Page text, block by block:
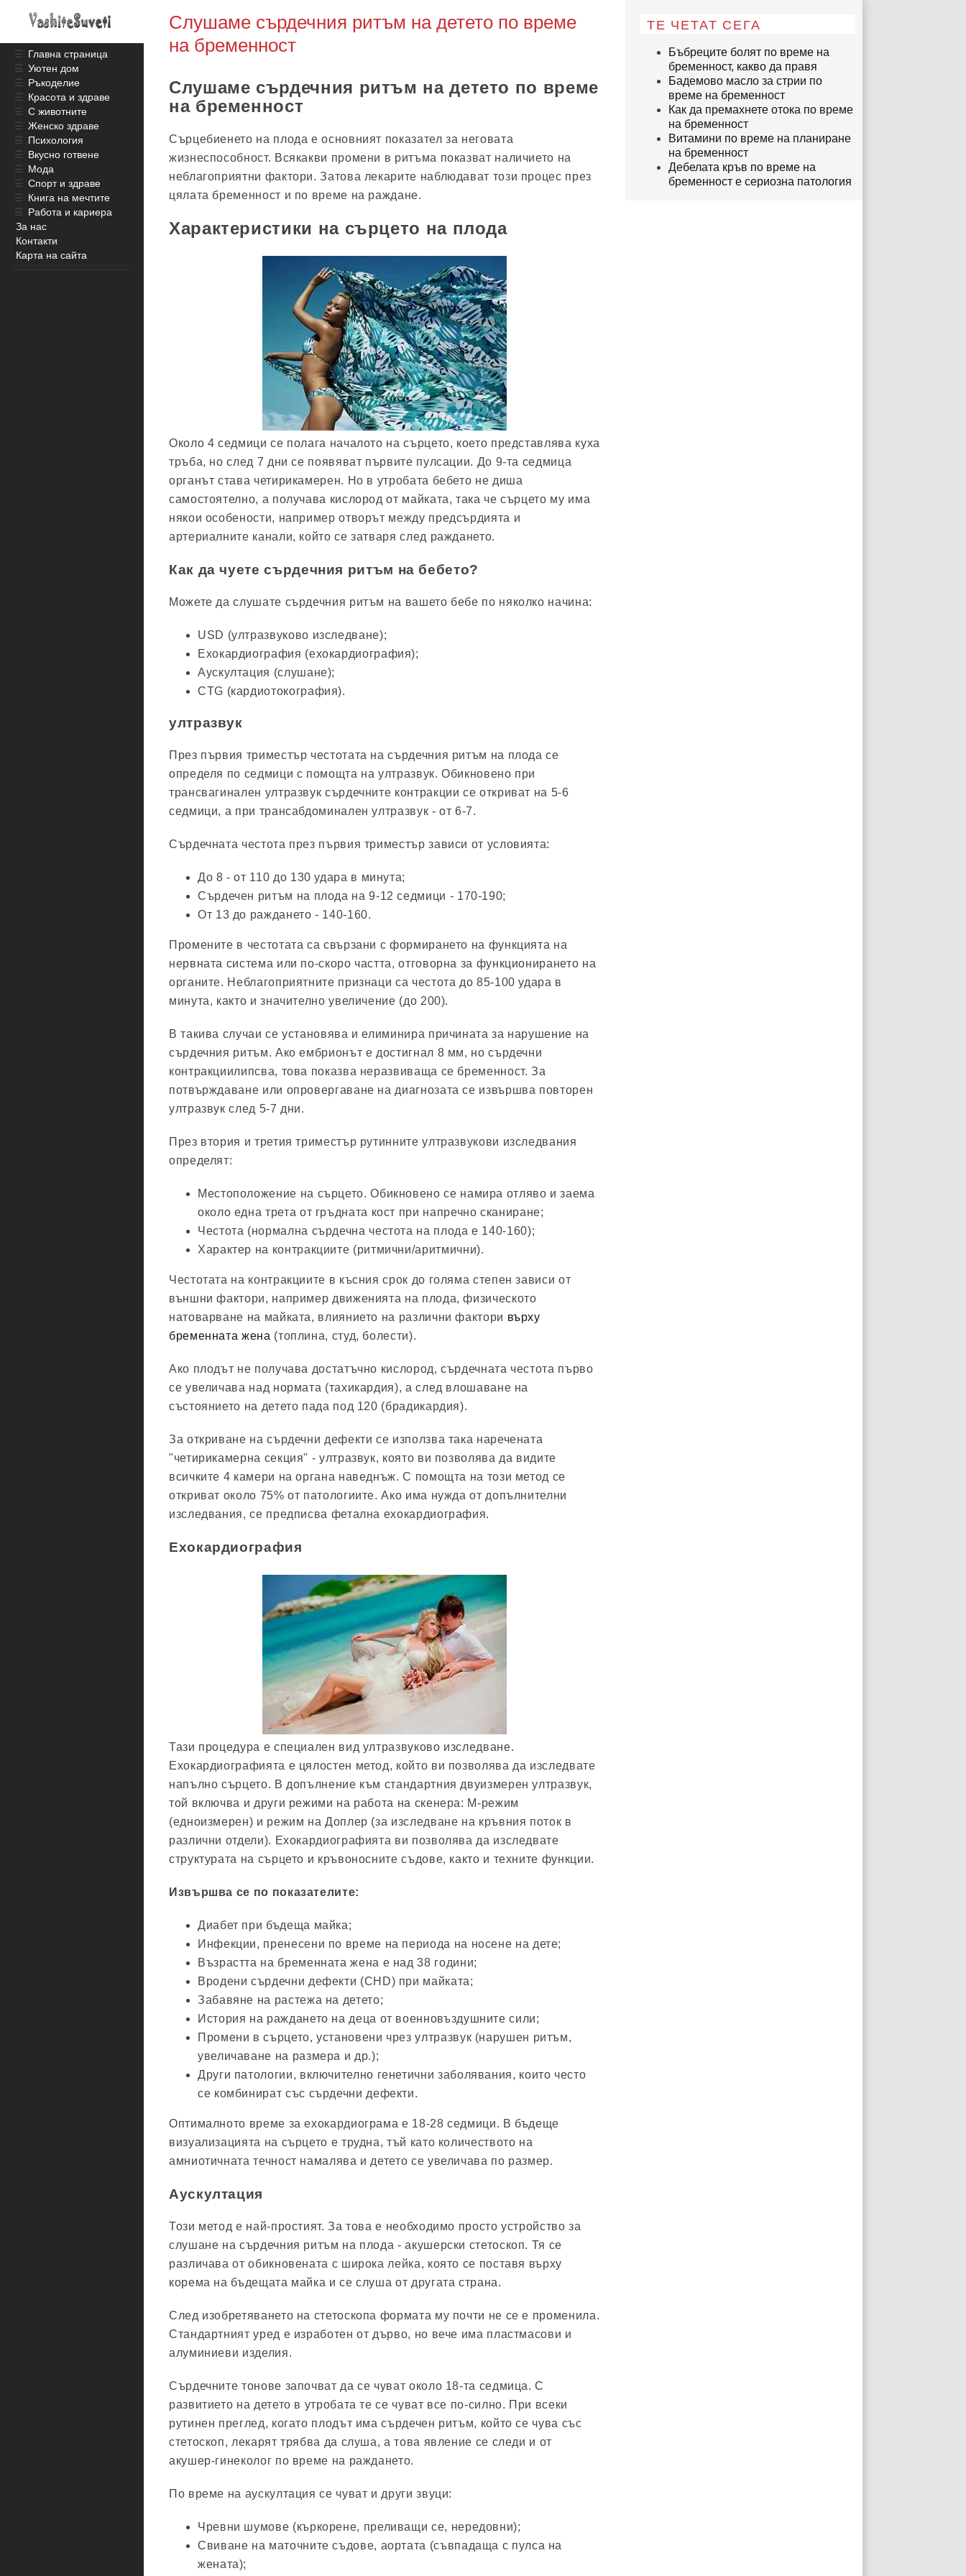
Слушаме сърдечния ритъм на детето по време
на бременност
Слушаме сърдечния ритъм на детето по време
на бременност
Сърцебиенето на плода е основният показател за неговата
жизнеспособност. Всякакви промени в ритъма показват наличието на
неблагоприятни фактори. Затова лекарите наблюдават този процес през
цялата бременност и по време на раждане.
Характеристики на сърцето на плода
Около 4 седмици се полага началото на сърцето, което представлява куха
тръба, но след 7 дни се появяват първите пулсации. До 9-та седмица
органът става четирикамерен. Но в утробата бебето не диша
самостоятелно, а получава кислород от майката, така че сърцето му има
някои особености, например отворът между предсърдията и
артериалните канали, който се затваря след раждането.
Как да чуете сърдечния ритъм на бебето?
Можете да слушате сърдечния ритъм на вашето бебе по няколко начина:
USD (ултразвуково изследване);
Ехокардиография (ехокардиография);
Аускултация (слушане);
CTG (кардиотокография).
ултразвук
През първия триместър честотата на сърдечния ритъм на плода се
определя по седмици с помощта на ултразвук. Обикновено при
трансвагинален ултразвук сърдечните контракции се откриват на 5-6
седмици, а при трансабдоминален ултразвук - от 6-7.
Сърдечната честота през първия триместър зависи от условията:
До 8 - от 110 до 130 удара в минута;
Сърдечен ритъм на плода на 9-12 седмици - 170-190;
От 13 до раждането - 140-160.
Промените в честотата са свързани с формирането на функцията на
нервната система или по-скоро частта, отговорна за функционирането на
органите. Неблагоприятните признаци са честота до 85-100 удара в
минута, както и значително увеличение (до 200).
В такива случаи се установява и елиминира причината за нарушение на
сърдечния ритъм. Ако ембрионът е достигнал 8 мм, но сърдечни
контракциилипсва, това показва неразвиваща се бременност. За
потвърждаване или опровергаване на диагнозата се извършва повторен
ултразвук след 5-7 дни.
През втория и третия триместър рутинните ултразвукови изследвания
определят:
Местоположение на сърцето. Обикновено се намира отляво и заема
около една трета от гръдната кост при напречно сканиране;
Честота (нормална сърдечна честота на плода е 140-160);
Характер на контракциите (ритмични/аритмични).
Честотата на контракциите в късния срок до голяма степен зависи от
външни фактори, например движенията на плода, физическото
натоварване на майката, влиянието на различни фактори върху
бременната жена (топлина, студ, болести).
Ако плодът не получава достатъчно кислород, сърдечната честота първо
се увеличава над нормата (тахикардия), а след влошаване на
състоянието на детето пада под 120 (брадикардия).
За откриване на сърдечни дефекти се използва така наречената
"четирикамерна секция" - ултразвук, която ви позволява да видите
всичките 4 камери на органа наведнъж. С помощта на този метод се
откриват около 75% от патологиите. Ако има нужда от допълнителни
изследвания, се предписва фетална ехокардиография.
Ехокардиография
Тази процедура е специален вид ултразвуково изследване.
Ехокардиографията е цялостен метод, който ви позволява да изследвате
напълно сърцето. В допълнение към стандартния двуизмерен ултразвук,
той включва и други режими на работа на скенера: М-режим
(едноизмерен) и режим на Доплер (за изследване на кръвния поток в
различни отдели). Ехокардиографията ви позволява да изследвате
структурата на сърцето и кръвоносните съдове, както и техните функции.
Извършва се по показателите:
Диабет при бъдеща майка;
Инфекции, пренесени по време на периода на носене на дете;
Възрастта на бременната жена е над 38 години;
Вродени сърдечни дефекти (CHD) при майката;
Забавяне на растежа на детето;
История на раждането на деца от военновъздушните сили;
Промени в сърцето, установени чрез ултразвук (нарушен ритъм,
увеличаване на размера и др.);
Други патологии, включително генетични заболявания, които често
се комбинират със сърдечни дефекти.
Оптималното време за ехокардиограма е 18-28 седмици. В бъдеще
визуализацията на сърцето е трудна, тъй като количеството на
амниотичната течност намалява и детето се увеличава по размер.
Аускултация
Този метод е най-простият. За това е необходимо просто устройство за
слушане на сърдечния ритъм на плода - акушерски стетоскоп. Тя се
различава от обикновената с широка лейка, която се поставя върху
корема на бъдещата майка и се слуша от другата страна.
След изобретяването на стетоскопа формата му почти не се е променила.
Стандартният уред е изработен от дърво, но вече има пластмасови и
алуминиеви изделия.
Сърдечните тонове започват да се чуват около 18-та седмица. С
развитието на детето в утробата те се чуват все по-силно. При всеки
рутинен преглед, когато плодът има сърдечен ритъм, който се чува със
стетоскоп, лекарят трябва да слуша, а това явление се следи и от
акушер-гинеколог по време на раждането.
По време на аускултация се чуват и други звуци:
Чревни шумове (къркорене, преливащи се, нередовни);
Свиване на маточните съдове, аортата (съвпадаща с пулса на
жената);
ТЕ ЧЕТАТ СЕГА
Бъбреците болят по време на
бременност, какво да правя
Бадемово масло за стрии по
време на бременност
Как да премахнете отока по време
на бременност
Витамини по време на планиране
на бременност
Дебелата кръв по време на
бременност е сериозна патология
☰ Главна страница
☰ Уютен дом
☰ Ръкоделие
☰ Красота и здраве
☰ С животните
☰ Женско здраве
☰ Психология
☰ Вкусно готвене
☰ Мода
☰ Спорт и здраве
☰ Книга на мечтите
☰ Работа и кариера
За нас
Контакти
Карта на сайта